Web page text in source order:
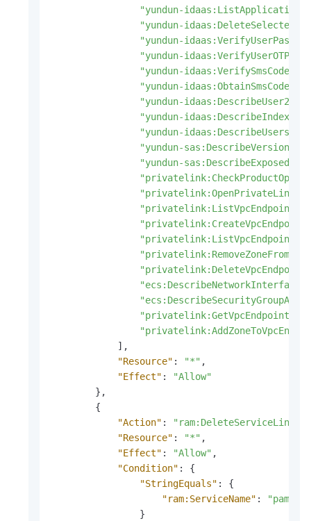
"yundun-
"yundun-
"yundun-
"yundun-idaas:VerifyUserOTP"
"yundun-idaas:VerifySmsCode"
"yundun-idaas:ObtainSmsCode"
"yundun-
"yundun-
"yundun-
"yundun-
"yundun-
"privatelink:CheckProductOpen"
"privatelink:ListVpcEndpoints"
"privatelink:CreateVpcEndpoint"
"privatelink:DeleteVpcEndpoint"
"ecs:DescribeNetworkInterfaces"
] ,
"Resource" : "*" ,
"Effect" :
"Allow"
} ,
{
"Action" :
"Resource" : "*" ,
"Effect" : "Allow" ,
"Condition" :
{
"StringEquals" :
{
"ram:ServiceName" :
}